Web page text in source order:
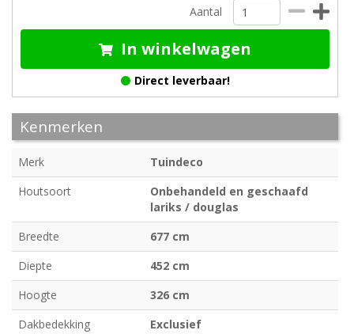
Aantal
In winkelwagen
Direct leverbaar!
Kenmerken
Merk
Tuindeco
Houtsoort
Onbehandeld en geschaafd
lariks / douglas
Breedte
677 cm
Diepte
452 cm
Hoogte
326 cm
Dakbedekking
Exclusief